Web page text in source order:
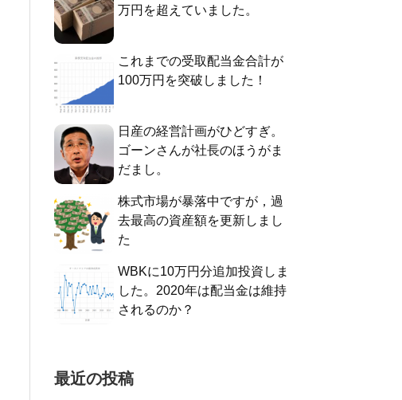
万円を超えていました。
これまでの受取配当金合計が
100万円を突破しました！
日産の経営計画がひどすぎ。
ゴーンさんが社長のほうがま
だまし。
株式市場が暴落中ですが，過
去最高の資産額を更新しまし
た
WBKに10万円分追加投資しま
した。2020年は配当金は維持
されるのか？
最近の投稿